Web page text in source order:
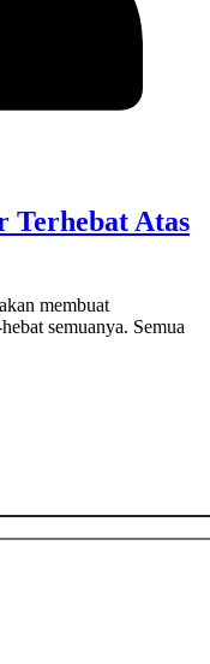
Terhebat Atas
membuat
semuanya. Semua